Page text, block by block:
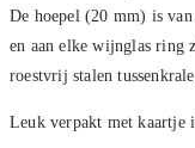
De hoepel (20 mm) is
en aan elke wijnglas ring
roestvrij stalen
Leuk verpakt met kaartje